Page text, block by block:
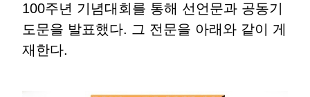
100주년 기념대회를 통해 선언문과 공동기
도문을 발표했다. 그 전문을 아래와 같이 게
재한다.